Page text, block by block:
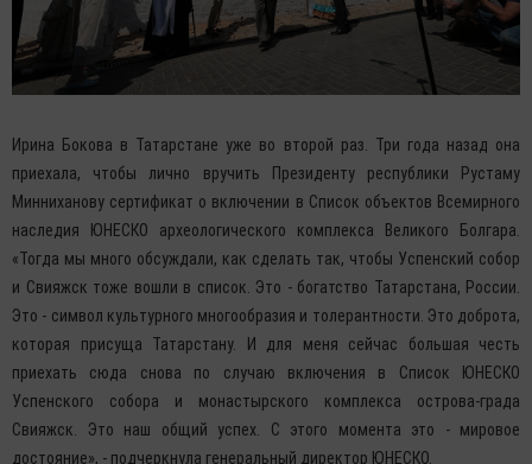
Ирина Бокова в Татарстане уже во второй раз. Три года назад она
приехала, чтобы лично вручить Президенту республики Рустаму
Минниханову сертификат о включении в Список объектов Всемирного
наследия ЮНЕСКО археологического комплекса Великого Болгара.
«Тогда мы много обсуждали, как сделать так, чтобы Успенский собор
и Свияжск тоже вошли в список. Это - богатство Татарстана, России.
Это - символ культурного многообразия и толерантности. Это доброта,
которая присуща Татарстану. И для меня сейчас большая честь
приехать сюда снова по случаю включения в Список ЮНЕСКО
Успенского собора и монастырского комплекса острова-града
Свияжск. Это наш общий успех. С этого момента это - мировое
достояние», - подчеркнула генеральный директор ЮНЕСКО.